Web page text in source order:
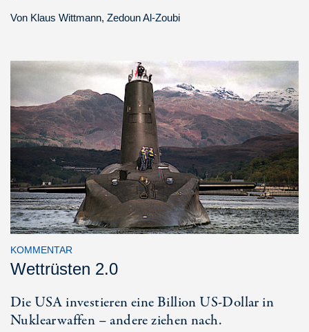
Von Klaus Wittmann, Zedoun Al-Zoubi
KOMMENTAR
Wettrüsten 2.0
Die USA investieren eine Billion US-Dollar in
Nuklearwaffen – andere ziehen nach.